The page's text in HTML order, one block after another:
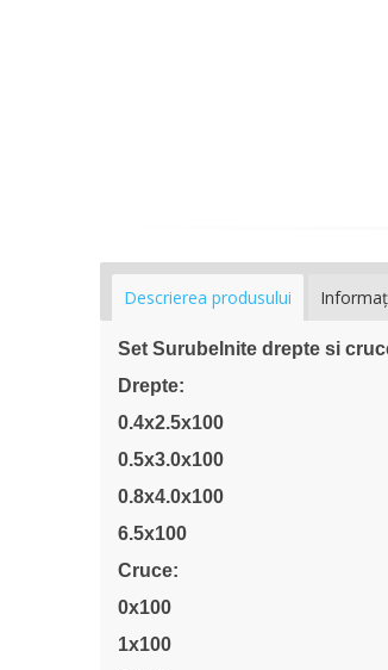
Descrierea produsului
Set Surubelnite drepte si
Drepte:
0.4x2.5x100
0.5x3.0x100
0.8x4.0x100
6.5x100
Cruce:
0x100
1x100